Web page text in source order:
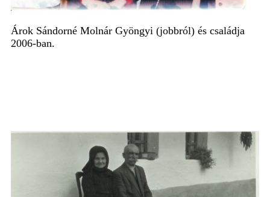
Árok Sándorné Molnár Gyöngyi (jobbról) és családja
2006-ban.